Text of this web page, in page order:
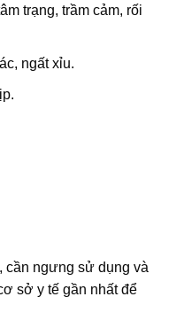
trạng, trầm cảm, rối
ngất xỉu.
cần ngưng sử dụng và
sở y tế gần nhất để